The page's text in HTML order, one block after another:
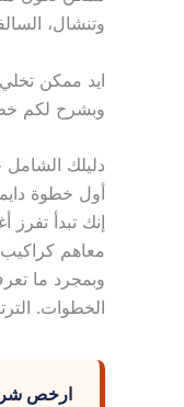
وتنشال،
ايد ممكن
وبشرح لكم
دليلك الشامل حول 3 أمور يجب معرفتها قبل نقل
أول خطوة
إنك تبدأ
معاهم
وبمجرد ما
الخطوات.
ارخص